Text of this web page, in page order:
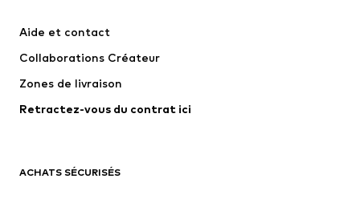
Nike Sportswear
Aide et contact
Collaborations Créateur
Zones de livraison
Retractez-vous du contrat ici
ACHATS SÉCURISÉS